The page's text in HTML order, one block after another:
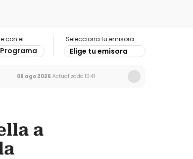
con el
Programa
Selecciona tu emisora
Elige tu emisora
06 ago 2026 Actualizado 10:41
a